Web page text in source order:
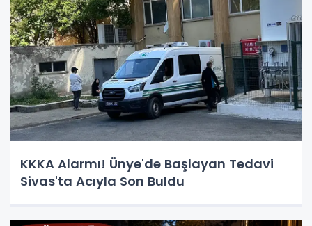
KKKA Alarmı! Ünye'de Başlayan Tedavi
Sivas'ta Acıyla Son Buldu